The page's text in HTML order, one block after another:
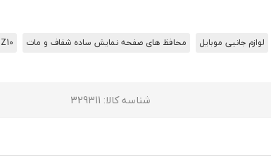
لوازم جانبی موبایل محافظ های صفحه نمایش ساده شفاف و مات
شناسه کالا: 329311